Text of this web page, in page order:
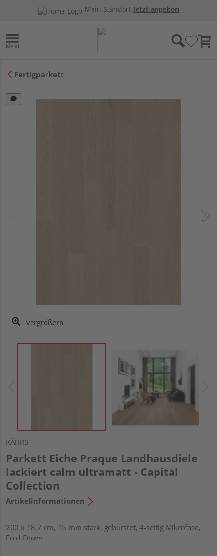
Mein Standort:Jetzt angeben
Fertigparkett
vergrößern
KÄHRS
Parkett Eiche Praque Landhausdiele
lackiert calm ultramatt - Capital
Collection
Artikelinformationen
200 x 18,7 cm, 15 mm stark, gebürstet, 4-seitig Mikrofase,
Fold-Down